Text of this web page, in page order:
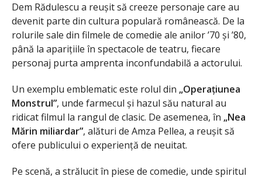
Dem Rădulescu a reușit să creeze personaje care au
devenit parte din cultura populară românească. De la
rolurile sale din filmele de comedie ale anilor ’70 și ’80,
până la aparițiile în spectacole de teatru, fiecare
personaj purta amprenta inconfundabilă a actorului.
Un exemplu emblematic este rolul din „Operațiunea
Monstrul”, unde farmecul și hazul său natural au
ridicat filmul la rangul de clasic. De asemenea, în „Nea
Mărin miliardar”, alături de Amza Pellea, a reușit să
ofere publicului o experiență de neuitat.
Pe scenă, a strălucit în piese de comedie, unde spiritul